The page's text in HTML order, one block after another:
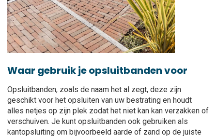
Waar gebruik je opsluitbanden voor
Opsluitbanden, zoals de naam het al zegt, deze zijn
geschikt voor het opsluiten van uw bestrating en houdt
alles netjes op zijn plek zodat het niet kan kan verzakken of
verschuiven. Je kunt opsluitbanden ook gebruiken als
kantopsluiting om bijvoorbeeld aarde of zand op de juiste